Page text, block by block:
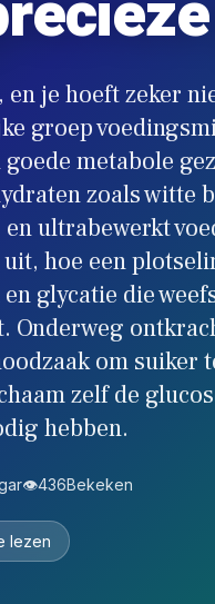
je hoeft zeker
groep
metabole
zoals witte
ultrabewerkt
hoe een
glycatie die
Onderweg
om suiker
zelf de
hebben.
👁️436Bekeken
lezen